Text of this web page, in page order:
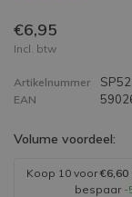
€6,95
Incl. btw
Artikelnummer
EAN
Volume voordeel:
Koop 10 voor€6,60
bespaar -